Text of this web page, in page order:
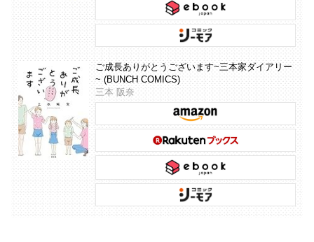
ご成長ありがとうございます~三本家ダイアリー
~ (BUNCH COMICS)
三本 阪奈